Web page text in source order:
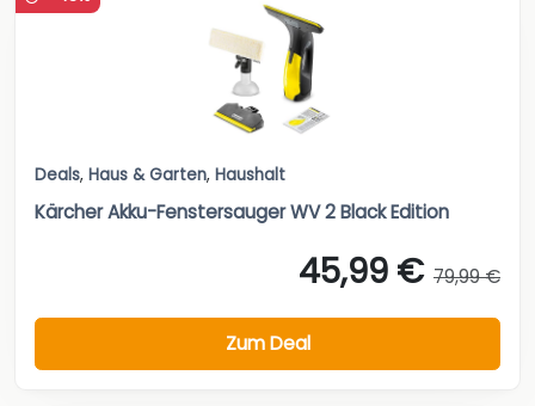
Deals, Haus & Garten, Haushalt
Kärcher Akku-Fenstersauger WV 2 Black Edition
45,99 € 79,99 €
Zum Deal